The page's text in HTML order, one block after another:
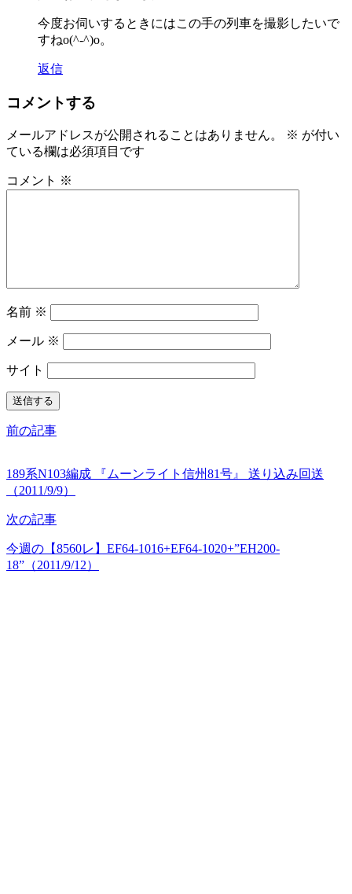
今度お伺いするときにはこの手の列車を撮影したいで
すねo(^-^)o。
返信
コメントする
メールアドレスが公開されることはありません。 ※ が付い
ている欄は必須項目です
コメント ※
名前 ※
メール ※
サイト
前の記事
189系N103編成 『ムーンライト信州81号』 送り込み回送
（2011/9/9）
次の記事
今週の【8560レ】EF64-1016+EF64-1020+”EH200-
18”（2011/9/12）